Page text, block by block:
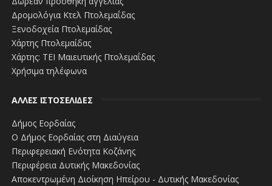
Δρομολόγια Κτελ Πτολεμαΐδας
Ξενοδοχεία Πτολεμαίδας
Χάρτης Πτολεμαίδας
Χάρτης: ΤΕΙ Μαιευτικής Πτολεμαΐδας
Χρήσιμα τηλέφωνα
ΑΛΛΕΣ ΙΣΤΟΣΕΛΙΔΕΣ
Δήμος Εορδαίας
Ο Δήμος Εορδαίας στη Διαύγεια
Περιφερειακή Ενότητα Κοζάνης
Περιφέρεια Δυτικής Μακεδονίας
Αποκεντρωμένη Διοίκηση Ηπείρου - Δυτικής Μακεδονίας